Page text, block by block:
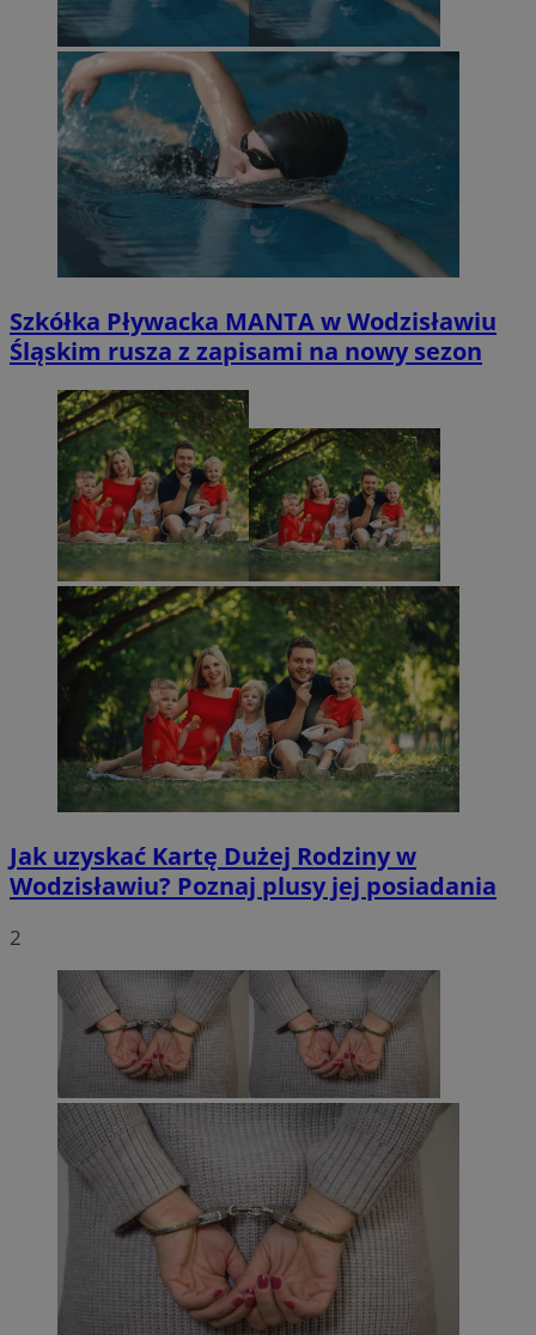
Szkółka Pływacka MANTA w Wodzisławiu
Śląskim rusza z zapisami na nowy sezon
Jak uzyskać Kartę Dużej Rodziny w
Wodzisławiu? Poznaj plusy jej posiadania
2